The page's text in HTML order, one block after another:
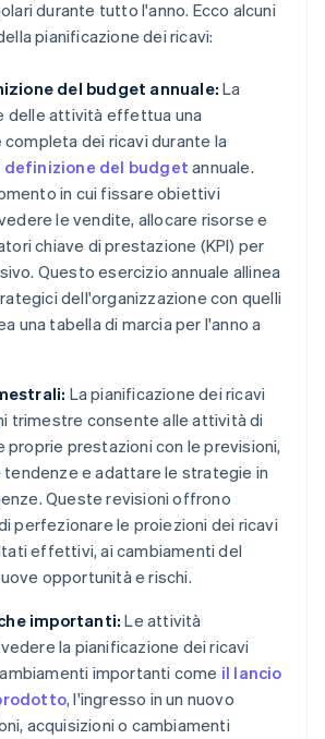
durante tutto l'anno. Ecco alcuni
pianificazione dei ricavi:
del budget annuale: La
delle attività effettua una
dei ricavi durante la
definizione del budget annuale.
in cui fissare obiettivi
le vendite, allocare risorse e
chiave di prestazione (KPI) per
Questo esercizio annuale allinea
dell'organizzazione con quelli
una tabella di marcia per l'anno a
La pianificazione dei ricavi
trimestre consente alle attività di
proprie prestazioni con le previsioni,
e adattare le strategie in
Queste revisioni offrono
perfezionare le proiezioni dei ricavi
effettivi, ai cambiamenti del
opportunità e rischi.
importanti: Le attività
la pianificazione dei ricavi
importanti come il lancio
, l'ingresso in un nuovo
acquisizioni o cambiamenti